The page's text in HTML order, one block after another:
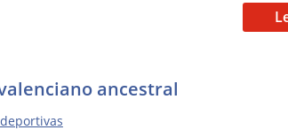
ancestral